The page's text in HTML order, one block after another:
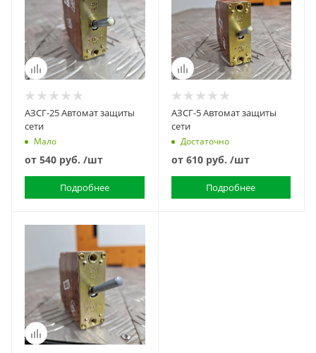
АЗСГ-25 Автомат защиты
сети
Мало
от 540 руб. /шт
Подробнее
АЗСГ-5 Автомат защиты
сети
Достаточно
от 610 руб. /шт
Подробнее